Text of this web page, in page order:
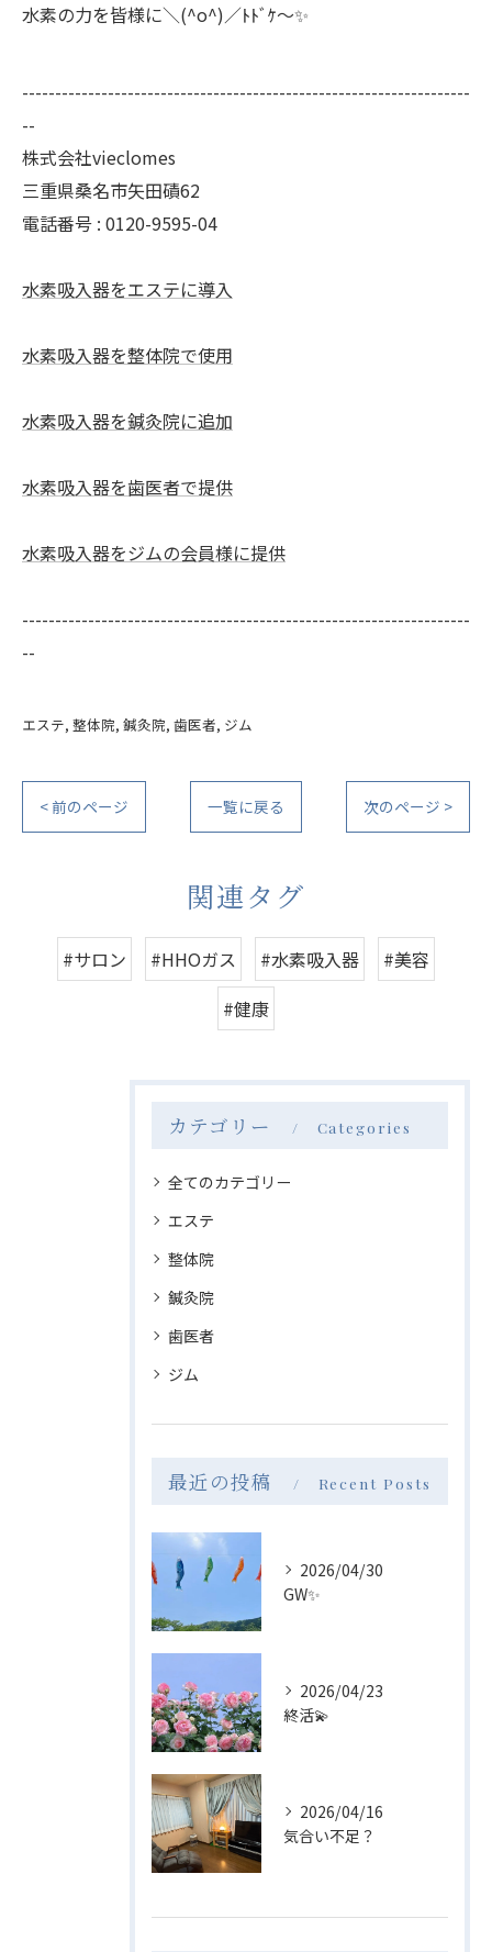
水素の力を皆様に＼(^o^)／ﾄﾄﾞｹ〜✨
--------------------------------------------------------------------
--
株式会社vieclomes
三重県桑名市矢田磧62
電話番号 : 0120-9595-04
水素吸入器をエステに導入
水素吸入器を整体院で使用
水素吸入器を鍼灸院に追加
水素吸入器を歯医者で提供
水素吸入器をジムの会員様に提供
--------------------------------------------------------------------
--
エステ 整体院 鍼灸院 歯医者 ジム
< 前のページ 一覧に戻る 次のページ >
関連タグ
#サロン #HHOガス #水素吸入器
#美容
#健康
カテゴリー Categories
全てのカテゴリー
エステ
整体院
鍼灸院
歯医者
ジム
最近の投稿 Recent Posts
2026/04/30
GW✨
2026/04/23
終活💫
2026/04/16
気合い不足？